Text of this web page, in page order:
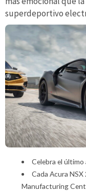
superdeportivo
Celebra el
Cada Acura
Manufacturing